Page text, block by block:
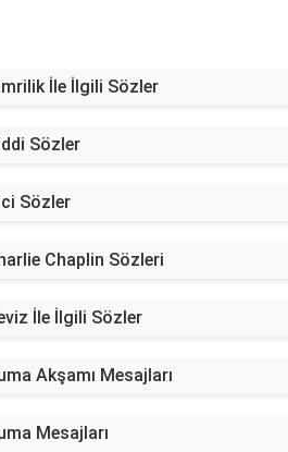
İle İlgili Sözler
Sözler
Sözler
Chaplin Sözleri
İle İlgili Sözler
Akşamı Mesajları
Mesajları